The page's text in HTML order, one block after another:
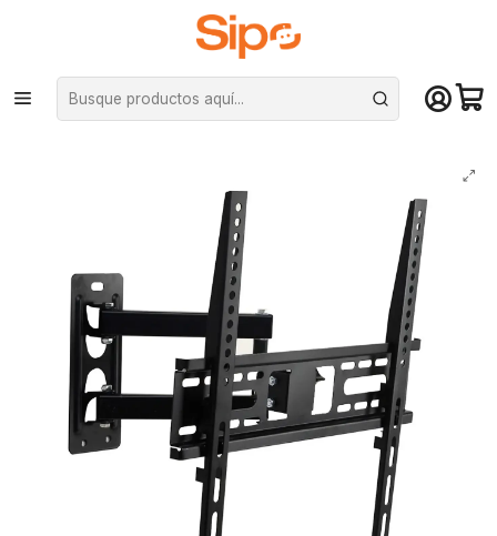
¡Compra hasta mediodía y recibe hoy! De lunes a sábado en el gran
Santiago. Envío gratis desde $29.990
Inicio Otras categorías Accesorios para TV
Soporte de esquina Para Tv Brazo Articulado 26'' hasta 63''